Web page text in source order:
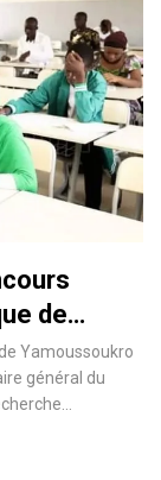
de…
Yamoussoukro
général du